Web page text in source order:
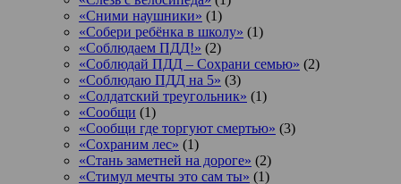
«Сними наушники» (1)
«Собери ребёнка в школу» (1)
«Соблюдаем ПДД!» (2)
«Соблюдай ПДД – Сохрани семью» (2)
«Соблюдаю ПДД на 5» (3)
«Солдатский треугольник» (1)
«Сообщи (1)
«Сообщи где торгуют смертью» (3)
«Сохраним лес» (1)
«Стань заметней на дороге» (2)
«Стимул мечты это сам ты» (1)